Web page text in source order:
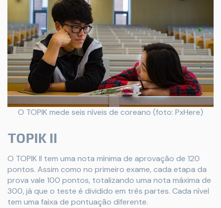
O TOPIK mede seis níveis de coreano (foto: PxHere)
TOPIK II
O TOPIK II tem uma nota mínima de aprovação de 120
pontos. Assim como no primeiro exame, cada etapa da
prova vale 100 pontos, totalizando uma nota máxima de
300, já que o teste é dividido em três partes. Cada nível
tem uma faixa de pontuação diferente.